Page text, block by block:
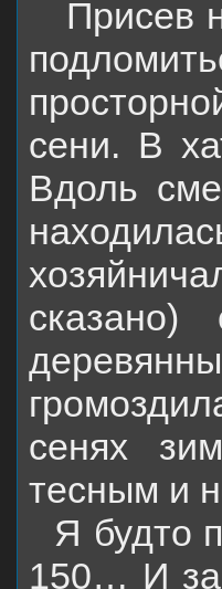
Присев
сени. В
Вдоль
сенях
тесным и
Я будто
150… И